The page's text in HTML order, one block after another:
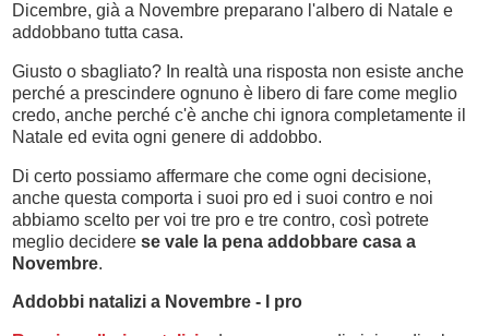
Dicembre, già a Novembre preparano l'albero di Natale e
addobbano tutta casa.
Giusto o sbagliato? In realtà una risposta non esiste anche
perché a prescindere ognuno è libero di fare come meglio
credo, anche perché c'è anche chi ignora completamente il
Natale ed evita ogni genere di addobbo.
Di certo possiamo affermare che come ogni decisione,
anche questa comporta i suoi pro ed i suoi contro e noi
abbiamo scelto per voi tre pro e tre contro, così potrete
meglio decidere se vale la pena addobbare casa a
Novembre.
Addobbi natalizi a Novembre - I pro